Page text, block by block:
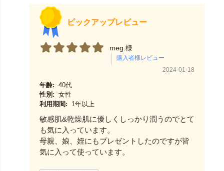
ピックアップレビュー
meg.様
2024-01-18
年齢: 40代
性別: 女性
利用期間:
1年以上
敏感肌&乾燥肌に優しくしっかり潤うのでとて
も気に入っています。
母親、娘、姪にもプレゼントしたのですが皆
気に入って使っています。